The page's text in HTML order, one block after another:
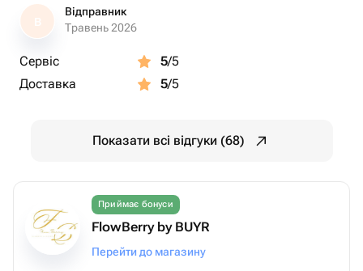
В
Відправник
Травень 2026
Сервіс 5/5
Доставка
5/5
Показати всі відгуки (68)
Приймає бонуси
FlowBerry by BUYR
Перейти до магазину